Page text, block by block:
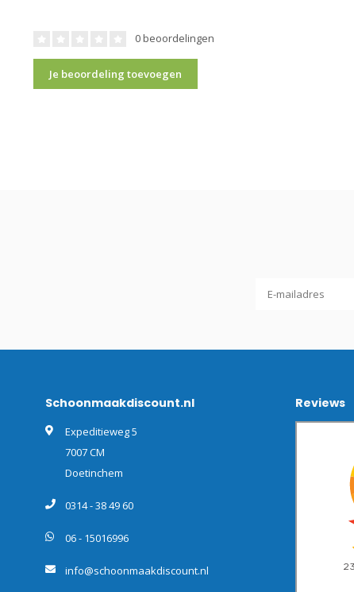
0 beoordelingen
Je beoordeling toevoegen
Schoonmaakdiscount.nl
Expeditieweg 5
7007 CM
Doetinchem
0314 - 38 49 60
06 - 15016996
info@schoonmaakdiscount.nl
Reviews